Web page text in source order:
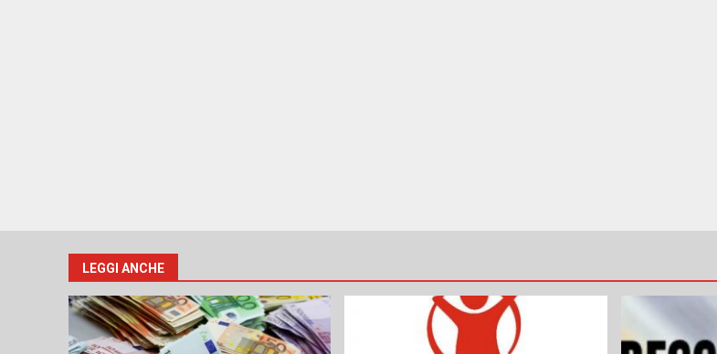
LEGGI ANCHE